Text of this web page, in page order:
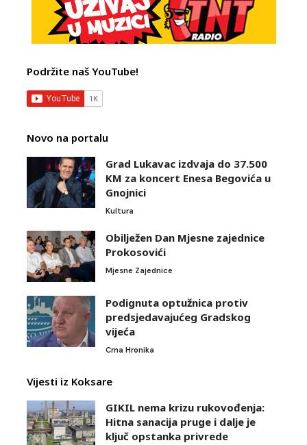
Podržite naš YouTube!
Novo na portalu
Grad Lukavac izdvaja do 37.500
KM za koncert Enesa Begovića u
Gnojnici
Kultura
Obilježen Dan Mjesne zajednice
Prokosovići
Mjesne Zajednice
Podignuta optužnica protiv
predsjedavajućeg Gradskog
vijeća
Crna Hronika
Vijesti iz Koksare
GIKIL nema krizu rukovođenja:
Hitna sanacija pruge i dalje je
ključ opstanka privrede